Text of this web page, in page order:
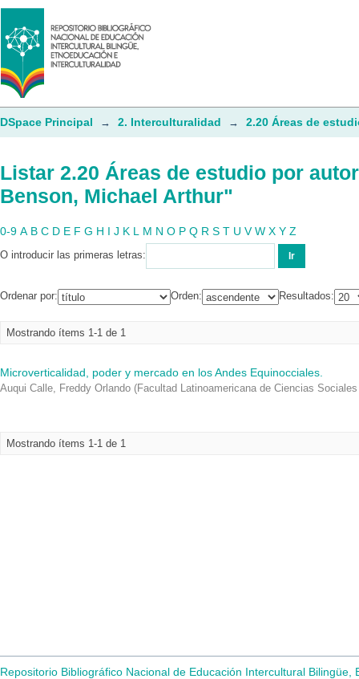
Listar 2.20 Áreas de estudio por
DSpace Principal → 2. Interculturalidad → 2.20 Áreas de
Listar 2.20 Áreas de estudio por
Benson, Michael Arthur"
0-9 A B C D E F G H I J K L M N O P Q R S T U V W X Y Z
O introducir las primeras letras:
Ordenar por: Orden: Resultados:
Mostrando ítems 1-1 de 1
Microverticalidad, poder y mercado en los Andes Equinocciales.
Auqui Calle, Freddy Orlando (Facultad Latinoamericana de Ciencias
Mostrando ítems 1-1 de 1
Repositorio Bibliográfico Nacional de Educación Intercultural